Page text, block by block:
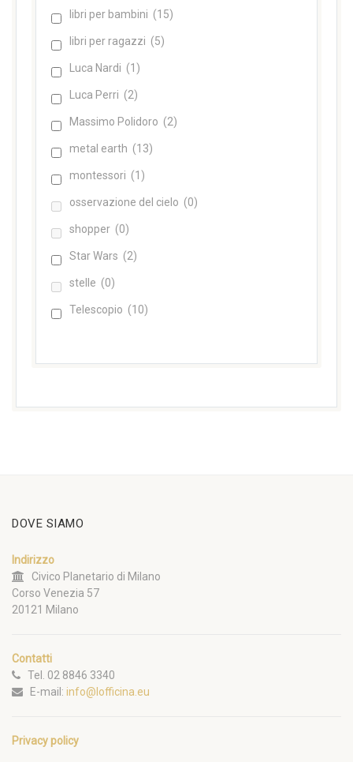
libri per bambini (15)
libri per ragazzi (5)
Luca Nardi (1)
Luca Perri (2)
Massimo Polidoro (2)
metal earth (13)
montessori (1)
osservazione del cielo (0)
shopper (0)
Star Wars (2)
stelle (0)
Telescopio (10)
DOVE SIAMO
Indirizzo
Civico Planetario di Milano
Corso Venezia 57
20121 Milano
Contatti
Tel. 02 8846 3340
E-mail: info@lofficina.eu
Privacy policy